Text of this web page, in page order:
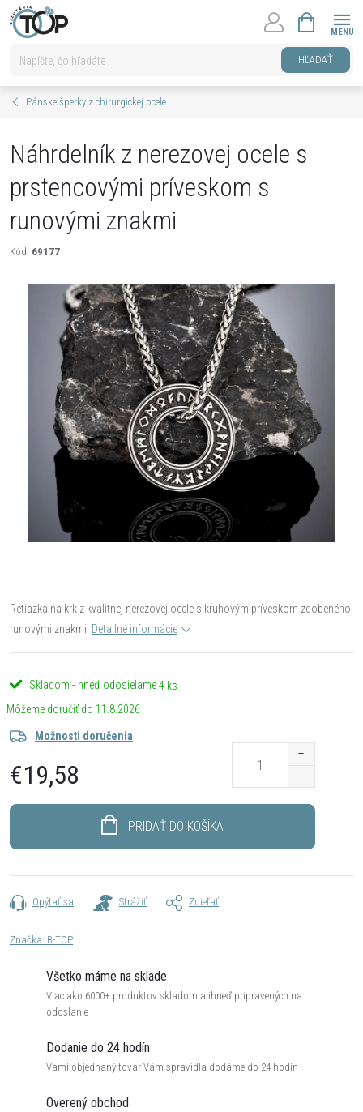
Prejsť
na
HĽADAŤ
KOŠÍK
Pánske šperky z chirurgickej ocele
Náhrdelník z nerezovej ocele s
prstencovými príveskom s
runovými znakmi
Kód: 69177
Retiazka na krk z kvalitnej nerezovej ocele s kruhovým príveskom zdobeného
runovými znakmi. Detailné informácie
Skladom - hneď odosielame4 ks
11.8.2026
Možnosti doručenia
€19,58
PRIDAŤ DO KOŠÍKA
Opýtať sa Strážiť Zdieľať
Značka: B-TOP
Všetko máme na sklade
Viac ako 6000+ produktov skladom a ihneď pripravených na
odoslanie
Dodanie do 24 hodín
Vami objednaný tovar Vám spravidla dodáme do 24 hodín
Overený obchod